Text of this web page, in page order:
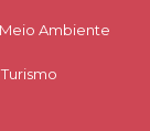
Ambiente